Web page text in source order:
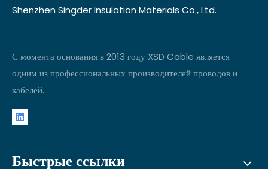
Shenzhen Singder Insulation Materials Co., Ltd.
С момента основания в 2013 году XSD Cable является
одним из профессиональных производителей проводов и
кабелей.
Быстрые ссылки